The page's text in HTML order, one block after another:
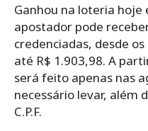
Ganhou na loteria hoje
apostador pode
credenciadas, desde
até R$ 1.903,98. A
será feito apenas nas
necessário levar, além
C.P.F.